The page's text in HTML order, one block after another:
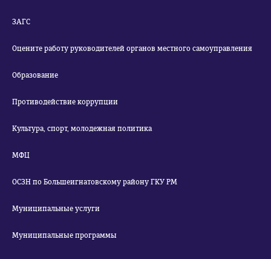
ЗАГС
Оцените работу руководителей органов местного самоуправления
Образование
Противодействие коррупции
Культура, спорт, молодежная политика
МФЦ
ОСЗН по Большеигнатовскому району ГКУ РМ
Муниципальные услуги
Муниципальные программы